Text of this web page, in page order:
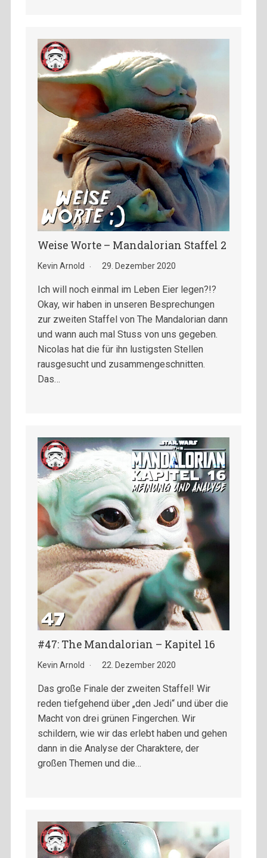
Weise Worte – Mandalorian Staffel 2
Kevin Arnold 29. Dezember 2020
Ich will noch einmal im Leben Eier legen?!?
Okay, wir haben in unseren Besprechungen
zur zweiten Staffel von The Mandalorian dann
und wann auch mal Stuss von uns gegeben.
Nicolas hat die für ihn lustigsten Stellen
rausgesucht und zusammengeschnitten.
Das…
#47: The Mandalorian – Kapitel 16
Kevin Arnold 22. Dezember 2020
Das große Finale der zweiten Staffel! Wir
reden tiefgehend über „den Jedi“ und über die
Macht von drei grünen Fingerchen. Wir
schildern, wie wir das erlebt haben und gehen
dann in die Analyse der Charaktere, der
großen Themen und die…